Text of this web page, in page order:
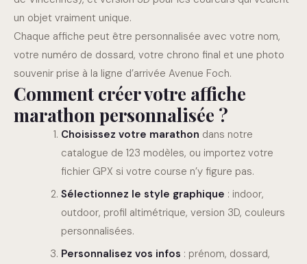
un objet vraiment unique.
Chaque affiche peut être personnalisée avec votre nom,
votre numéro de dossard, votre chrono final et une photo
souvenir prise à la ligne d’arrivée Avenue Foch.
Comment créer votre affiche
marathon personnalisée ?
Choisissez votre marathon dans notre
catalogue de 123 modèles, ou importez votre
fichier GPX si votre course n’y figure pas.
Sélectionnez le style graphique : indoor,
outdoor, profil altimétrique, version 3D, couleurs
personnalisées.
Personnalisez vos infos : prénom, dossard,